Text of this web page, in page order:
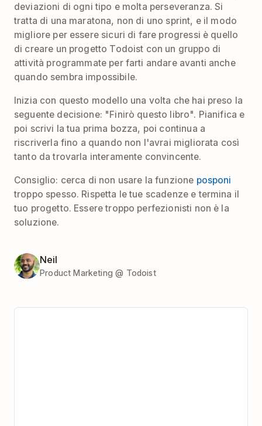
deviazioni di ogni tipo e molta perseveranza. Si
tratta di una maratona, non di uno sprint, e il modo
migliore per essere sicuri di fare progressi è quello
di creare un progetto Todoist con un gruppo di
attività programmate per farti andare avanti anche
quando sembra impossibile.
Inizia con questo modello una volta che hai preso la
seguente decisione: "Finirò questo libro". Pianifica e
poi scrivi la tua prima bozza, poi continua a
riscriverla fino a quando non l'avrai migliorata così
tanto da trovarla interamente convincente.
Consiglio: cerca di non usare la funzione posponi
troppo spesso. Rispetta le tue scadenze e termina il
tuo progetto. Essere troppo perfezionisti non è la
soluzione.
Neil
Product Marketing @ Todoist